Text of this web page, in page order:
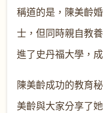
稱道的是，陳美齡
士，但同時親自教
進了史丹福大學，
陳美齡成功的教育
美齡與大家分享了